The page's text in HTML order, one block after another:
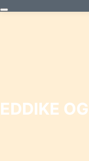
Hovedmenu
EDDIKE